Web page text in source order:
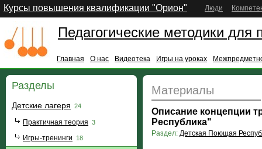
Курсы повышения квалификации "Орион" Люди
Педагогические методики для
Главная О нас Видеотека Игры на уроках
Разделы
Детские лагеря 24
Практичная теория 3
Игры-тренинги 18
Материалы
Описание концепции
Республика"
Раздел: Детская Поющая